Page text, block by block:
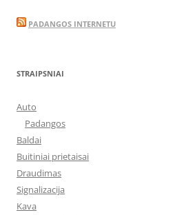
PADANGOS INTERNETU
STRAIPSNIAI
Auto
Padangos
Baldai
Buitiniai prietaisai
Draudimas
Signalizacija
Kava